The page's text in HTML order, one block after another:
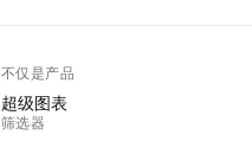
不仅是产品
超级图表
筛选器